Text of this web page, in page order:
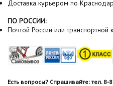
Доставка курьером по
ПО РОССИИ:
Почтой России или транспортной
Есть вопросы? Спрашивайте: тел.